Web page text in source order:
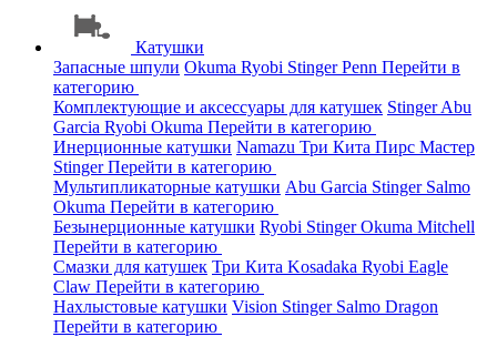
Катушки
Запасные шпули Okuma Ryobi StingerPenn Перейти в
категорию
Комплектующие и аксессуары для катушек StingerAbu
Garcia Ryobi Okuma Перейти в категорию
Инерционные катушки Namazu Три Кита Пирс Мастер
StingerПерейти в категорию
Мультипликаторные катушки Abu Garcia Stinger Salmo
Okuma Перейти в категорию
Безынерционные катушки Ryobi StingerOkuma Mitchell
Перейти в категорию
Смазки для катушек Три Кита Kosadaka Ryobi Eagle
Claw Перейти в категорию
Нахлыстовые катушки Vision Stinger Salmo Dragon
Перейти в категорию